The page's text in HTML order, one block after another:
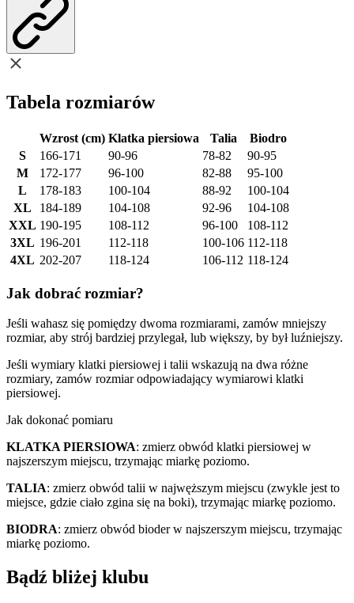
Tabela rozmiarów
Wzrost (cm) Klatka piersiowa Talia
Biodro
S
166-171 90-96 78-82
90-95
M
172-177 96-100 82-88
95-100
L
178-183 100-104 88-92
100-104
XL
184-189 104-108 92-96
104-108
XXL 190-195 108-112 96-100
108-112
3XL 196-201 112-118 100-106 112-118
4XL 202-207 118-124 106-112 118-124
Jak dobrać rozmiar?
Jeśli wahasz się pomiędzy dwoma rozmiarami, zamów mniejszy
rozmiar, aby strój bardziej przylegał, lub większy, by był luźniejszy.
Jeśli wymiary klatki piersiowej i talii wskazują na dwa różne
rozmiary, zamów rozmiar odpowiadający wymiarowi klatki
piersiowej.
Jak dokonać pomiaru
KLATKA PIERSIOWA: zmierz obwód klatki piersiowej w
najszerszym miejscu, trzymając miarkę poziomo.
TALIA: zmierz obwód talii w najwęższym miejscu (zwykle jest to
miejsce, gdzie ciało zgina się na boki), trzymając miarkę poziomo.
BIODRA: zmierz obwód bioder w najszerszym miejscu, trzymając
miarkę poziomo.
Bądź bliżej klubu